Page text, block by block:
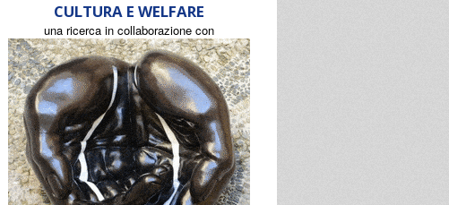
CULTURA E WELFARE
una ricerca in collaborazione con